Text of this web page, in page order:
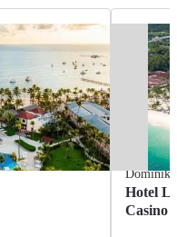
Hotel
Casino